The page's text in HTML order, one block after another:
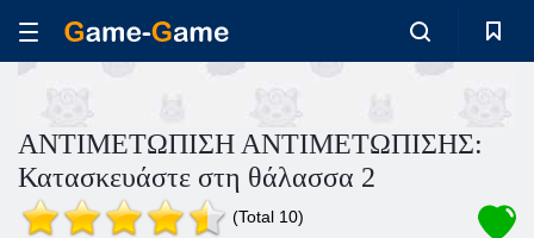
ΑΝΤΙΜΕΤΩΠΙΣΗ ΑΝΤΙΜΕΤΩΠΙΣΗΣ:
Κατασκευάστε στη θάλασσα 2
(Total 10)